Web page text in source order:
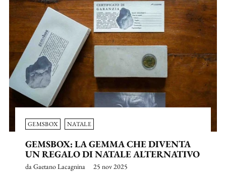
GEMSBOX NATALE
GEMSBOX: LA GEMMA CHE DIVENTA
UN REGALO DI NATALE ALTERNATIVO
da Gaetano Lacagnina 25 nov 2025